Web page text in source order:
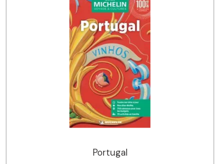
Portugal